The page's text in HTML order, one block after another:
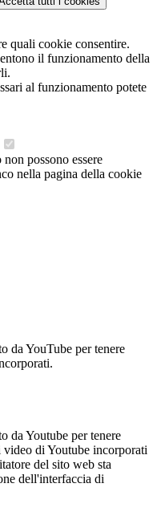
quali cookie consentire.
il funzionamento della
al funzionamento potete
possono essere
nella pagina della cookie
da YouTube per tenere
da Youtube per tenere
video di Youtube incorporati
del sito web sta
dell'interfaccia di